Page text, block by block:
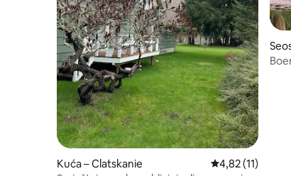
Kuća – Clatskanie Prosječna
4,82 (11)